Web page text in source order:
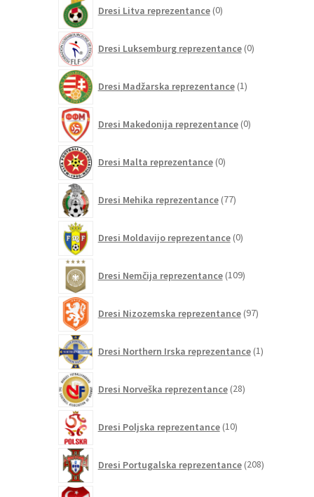
Dresi Litva reprezentance 0izdelkov
Dresi Luksemburg reprezentance 0izdelkov
Dresi Madžarska reprezentance 1izdelek
Dresi Makedonija reprezentance 0izdelkov
Dresi Malta reprezentance 0izdelkov
Dresi Mehika reprezentance 77izdelkov
Dresi Moldavijo reprezentance 0izdelkov
Dresi Nemčija reprezentance 109izdelkov
Dresi Nizozemska reprezentance 97izdelkov
Dresi Northern Irska reprezentance 1izdelek
Dresi Norveška reprezentance 28izdelkov
Dresi Poljska reprezentance 10izdelkov
Dresi Portugalska reprezentance 208izdelkov